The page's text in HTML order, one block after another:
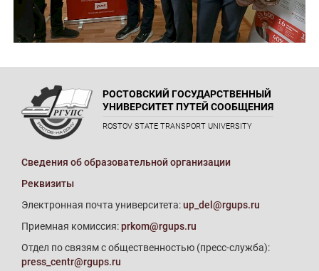
РОСТОВСКИЙ ГОСУДАРСТВЕННЫЙ
УНИВЕРСИТЕТ ПУТЕЙ СООБЩЕНИЯ
ROSTOV STATE TRANSPORT UNIVERSITY
Сведения об образовательной организации
Реквизиты
Электронная почта университета:up_del@rgups.ru
Приемная комиссия:prkom@rgups.ru
Отдел по связям с общественностью (пресс-служба):
press_centr@rgups.ru